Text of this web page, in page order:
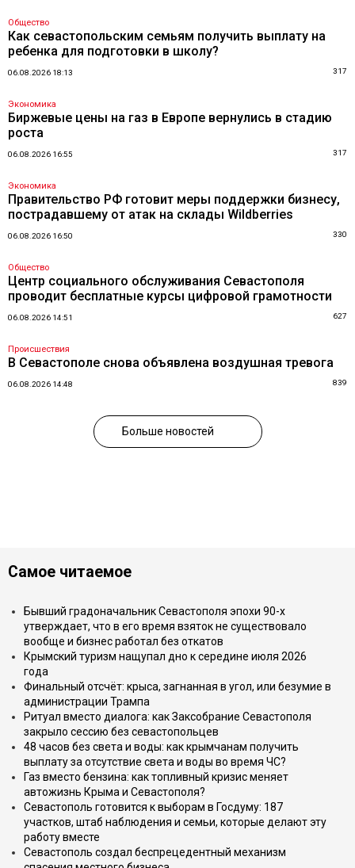
Общество
Как севастопольским семьям получить выплату на
ребенка для подготовки в школу?
06.08.2026 18:13 317
Экономика
Биржевые цены на газ в Европе вернулись в стадию
роста
06.08.2026 16:55 317
Экономика
Правительство РФ готовит меры поддержки бизнесу,
пострадавшему от атак на склады Wildberries
06.08.2026 16:50 330
Общество
Центр социального обслуживания Севастополя
проводит бесплатные курсы цифровой грамотности
06.08.2026 14:51 627
Происшествия
В Севастополе снова объявлена воздушная тревога
06.08.2026 14:48 839
Больше новостей
Самое читаемое
Бывший градоначальник Севастополя эпохи 90-х
утверждает, что в его время взяток не существовало
вообще и бизнес работал без откатов
Крымский туризм нащупал дно к середине июля 2026
года
Финальный отсчёт: крыса, загнанная в угол, или безумие в
администрации Трампа
Ритуал вместо диалога: как Заксобрание Севастополя
закрыло сессию без севастопольцев
48 часов без света и воды: как крымчанам получить
выплату за отсутствие света и воды во время ЧС?
Газ вместо бензина: как топливный кризис меняет
автожизнь Крыма и Севастополя?
Севастополь готовится к выборам в Госдуму: 187
участков, штаб наблюдения и семьи, которые делают эту
работу вместе
Севастополь создал беспрецедентный механизм